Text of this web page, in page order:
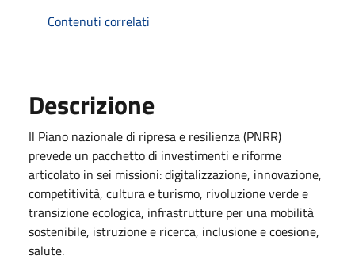
Contenuti correlati
Descrizione
Il Piano nazionale di ripresa e resilienza (PNRR)
prevede un pacchetto di investimenti e riforme
articolato in sei missioni: digitalizzazione, innovazione,
competitività, cultura e turismo, rivoluzione verde e
transizione ecologica, infrastrutture per una mobilità
sostenibile, istruzione e ricerca, inclusione e coesione,
salute.